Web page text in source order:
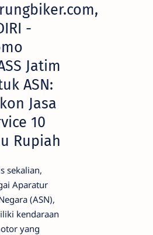
-
Jatim
ASN:
Jasa
10
Rupiah
sekalian,
Aparatur
(ASN),
kendaraan
yang